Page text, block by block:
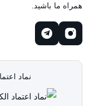
همراه ما باشید.
نماد